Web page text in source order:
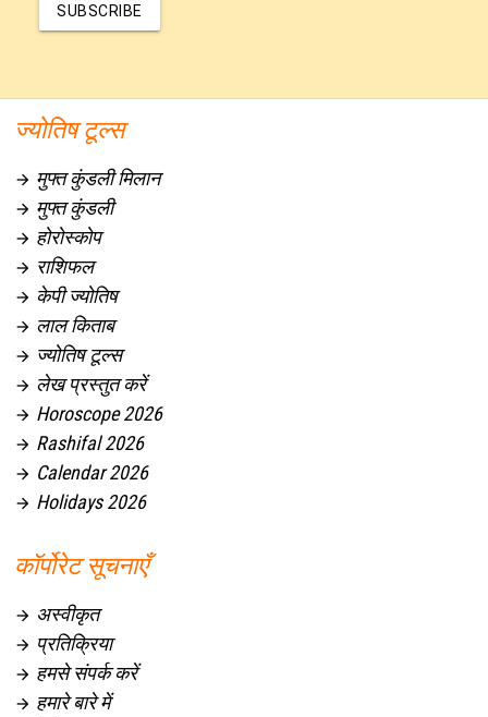
SUBSCRIBE
ज्योतिष टूल्स
 मुफ्त कुंडली मिलान
 मुफ्त कुंडली
 होरोस्कोप
 राशिफल
 केपी ज्योतिष
 लाल किताब
 ज्योतिष टूल्स
 लेख प्रस्तुत करें
 Horoscope 2026
 Rashifal 2026
 Calendar 2026
 Holidays 2026
कॉर्पोरेट सूचनाएँ
 अस्वीकृत
 प्रतिक्रिया
 हमसे संपर्क करें
 हमारे बारे में